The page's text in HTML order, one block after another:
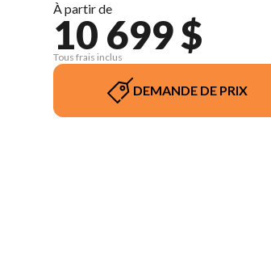
À partir de
10 699 $
Tous frais inclus
DEMANDE DE PRIX